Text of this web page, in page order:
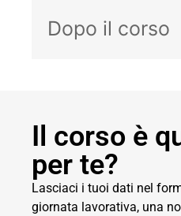
Dopo il corso
Il corso è
per te?
Lasciaci i tuoi dati nel
giornata lavorativa, una